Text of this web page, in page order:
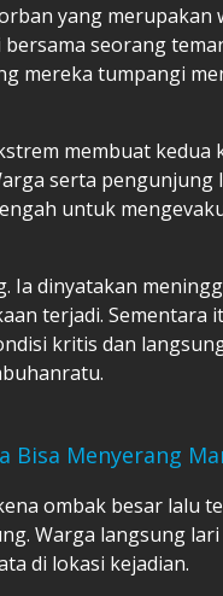
yang merupakan
seorang
mereka tumpangi
membuat
serta pengunjung
untuk
Ia dinyatakan
terjadi. Sementara
kritis dan
Bisa Menyerang
ombak besar lalu
Warga langsung
di lokasi kejadian.